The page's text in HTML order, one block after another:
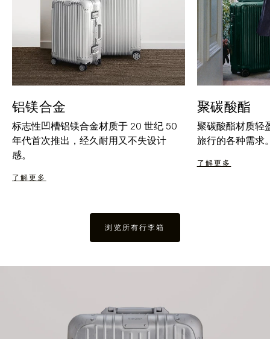
铝镁合金
标志性凹槽铝镁合金材质于 20 世纪 50
年代首次推出，经久耐用又不失设计
感。
了解更多
聚碳酸酯
聚碳酸酯材质轻
旅行的各种需求
了解更多
浏览所有行李箱